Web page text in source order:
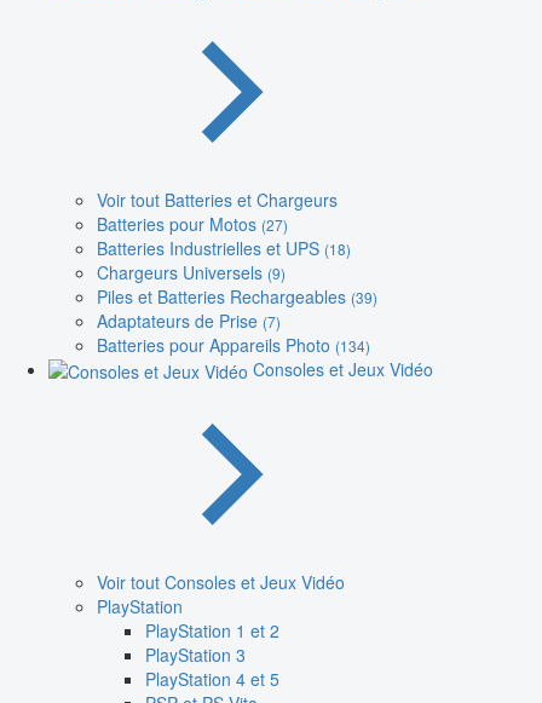
Voir tout Batteries et Chargeurs
Batteries pour Motos (27)
Batteries Industrielles et UPS (18)
Chargeurs Universels (9)
Piles et Batteries Rechargeables (39)
Adaptateurs de Prise (7)
Batteries pour Appareils Photo (134)
Consoles et Jeux Vidéo
Voir tout Consoles et Jeux Vidéo
PlayStation
PlayStation 1 et 2
PlayStation 3
PlayStation 4 et 5